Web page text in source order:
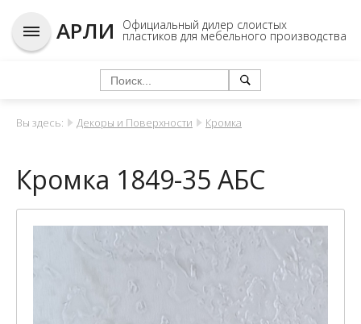
АРЛИ Официальный дилер слоистых
пластиков для мебельного производства
Вы здесь: Декоры и Поверхности Кромка
Кромка 1849-35 АБС